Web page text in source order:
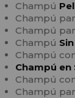
Champú
Champú
Champú
Champú
Champú
Champú en
Champú
Champú